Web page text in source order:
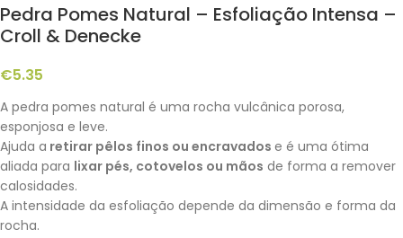
Pedra Pomes Natural – Esfoliação Intensa –
Croll & Denecke
€5.35
A pedra pomes natural é uma rocha vulcânica porosa,
esponjosa e leve.
Ajuda a retirar pêlos finos ou encravados e é uma ótima
aliada para lixar pés, cotovelos ou mãos de forma a remover
calosidades.
A intensidade da esfoliação depende da dimensão e forma da
rocha.